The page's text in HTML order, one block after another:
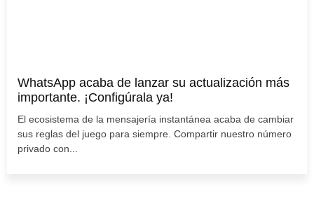
WhatsApp acaba de lanzar su actualización más
importante. ¡Configúrala ya!
El ecosistema de la mensajería instantánea acaba de cambiar
sus reglas del juego para siempre. Compartir nuestro número
privado con...